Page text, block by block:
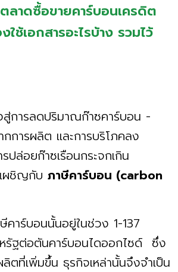
ลาดซื้อขายคาร์บอนเครดิต
ช้เอกสารอะไรบ้าง รวมไว้
สู่การลดปริมาณก๊าซคาร์บอน -
กการผลิต และการบริโภคลง
ปล่อยก๊าซเรือนกระจกเกิน
ผชิญกับ ภาษีคาร์บอน (carbon
คาร์บอนนั้นอยู่ในช่วง 1-137
รัฐต่อตันคาร์บอนไดออกไซด์ ซึ่ง
ตที่เพิ่มขึ้น ธุรกิจเหล่านั้นจึงจำเป็น